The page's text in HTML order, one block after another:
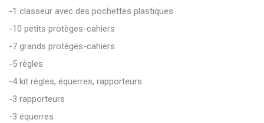
-1 classeur avec des pochettes plastiques
-10 petits protèges-cahiers
-7 grands protèges-cahiers
-5 règles
-4 kit règles, équerres, rapporteurs
-3 rapporteurs
-3 équerres